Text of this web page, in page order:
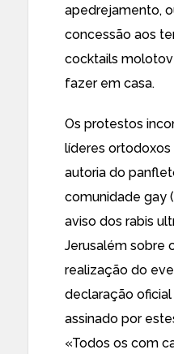
apedrejamento,
concessão aos
cocktails
fazer em casa.
Os protestos
líderes ortodoxos
autoria do
comunidade gay
aviso dos rabis
Jerusalém sobre
realização do
declaração
assinado por
«Todos os com